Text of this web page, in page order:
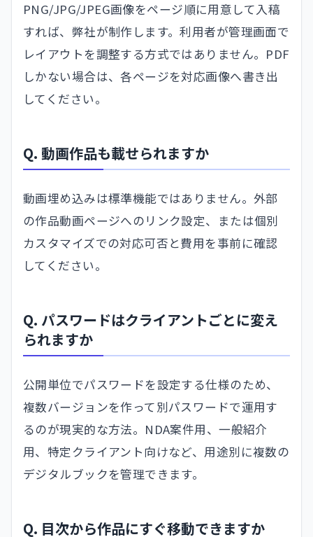
PNG/JPG/JPEG画像をページ順に用意して入稿
すれば、弊社が制作します。利用者が管理画面で
レイアウトを調整する方式ではありません。PDF
しかない場合は、各ページを対応画像へ書き出
してください。
Q. 動画作品も載せられますか
動画埋め込みは標準機能ではありません。外部
の作品動画ページへのリンク設定、または個別
カスタマイズでの対応可否と費用を事前に確認
してください。
Q. パスワードはクライアントごとに変え
られますか
公開単位でパスワードを設定する仕様のため、
複数バージョンを作って別パスワードで運用す
るのが現実的な方法。NDA案件用、一般紹介
用、特定クライアント向けなど、用途別に複数の
デジタルブックを管理できます。
Q. 目次から作品にすぐ移動できますか